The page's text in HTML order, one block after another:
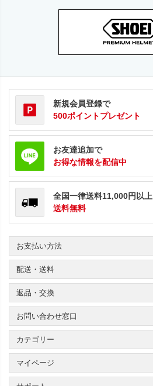
新規会員登録で
500ポイントプレゼント
お友達追加で
お得な情報を配信中
全国一律送料11,000円以上
送料無料
お支払い方法
配送・送料
返品・交換
お問い合わせ窓口
カテゴリー
マイページ